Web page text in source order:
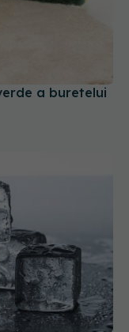
a buretelui